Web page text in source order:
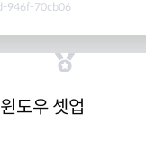
946f-70cb06
도우 셋업